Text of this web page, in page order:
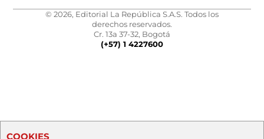
© 2026, Editorial La República S.A.S. Todos los
derechos reservados.
Cr. 13a 37-32, Bogotá
(+57) 1 4227600
COOKIES